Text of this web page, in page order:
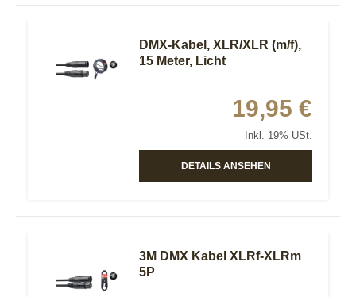
DMX-Kabel, XLR/XLR (m/f),
15 Meter, Licht
19,95 €
Inkl. 19% USt.
DETAILS ANSEHEN
3M DMX Kabel XLRf-XLRm
5P